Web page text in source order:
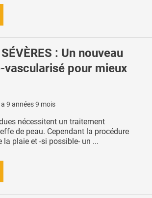
: Un nouveau
pour mieux
9 années 9 mois
nécessitent un traitement
de peau. Cependant la procédure
la plaie et -si possible- un ...